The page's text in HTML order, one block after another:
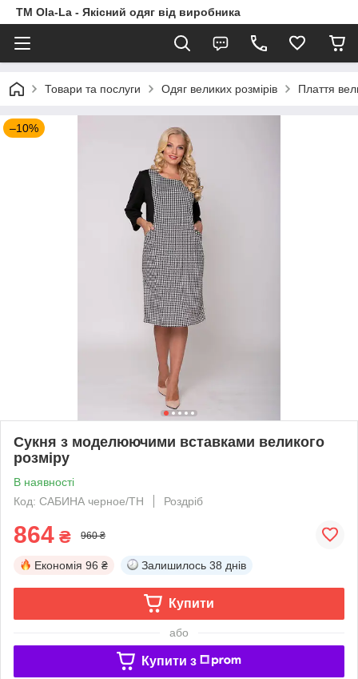
TM Ola-La - Якісний одяг від виробника
Товари та послуги Одяг великих розмірів Плаття
–10%
Сукня з моделюючими вставками великого
розміру
В наявності
Код: САБИНА черное/ТН
Роздріб
864 ₴ 960 ₴
Економія 96 ₴ Залишилось 38 днів
Купити
або
Купити з